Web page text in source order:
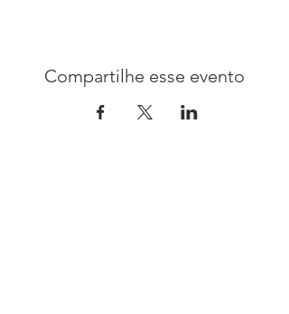
Compartilhe esse evento